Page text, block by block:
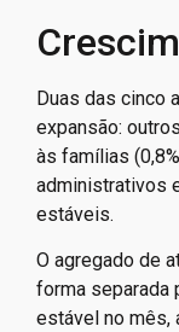
Duas das cinco
expansão:
às famílias
administrativos
estáveis.
O agregado de
forma separada
estável no mês,